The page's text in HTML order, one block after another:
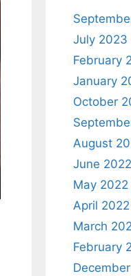
July 2023
February
January
October
August
June 2022
May 2022
April 2022
March
February